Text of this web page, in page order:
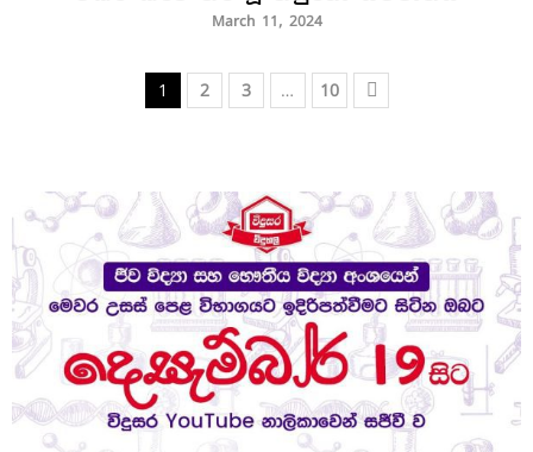
March 11, 2024
1 2 3 … 10